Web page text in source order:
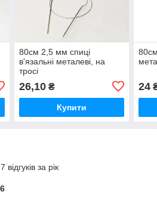
80см 2,5 мм спиці
в'язальні металеві, на
тросі
26,10₴
Купити
24
за рік